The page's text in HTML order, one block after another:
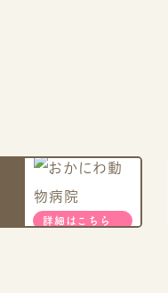
詳細はこちら